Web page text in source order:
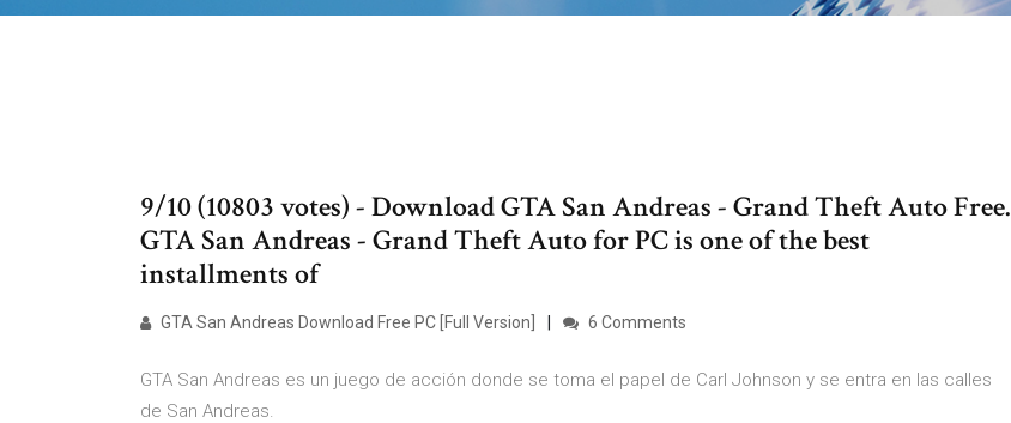
9/10 (10803 votes) - Download GTA San Andreas - Grand Theft Auto Free.
GTA San Andreas - Grand Theft Auto for PC is one of the best
installments of
GTA San Andreas Download Free PC [Full Version] 6 Comments
GTA San Andreas es un juego de acción donde se toma el papel de Carl Johnson y se entra en las calles
de San Andreas.